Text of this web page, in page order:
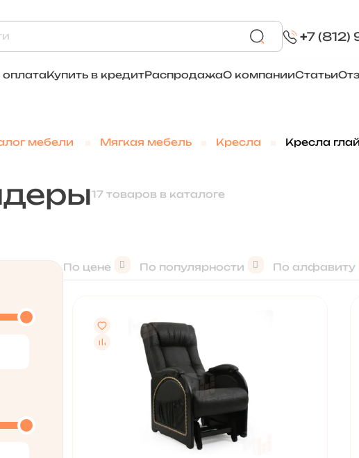
+7 (812)
Купить в кредитРаспродажаО компанииСтатьи
мебели Мягкая мебель Кресла Кресла
17 товаров в каталоге
По цене По популярности По алфавиту